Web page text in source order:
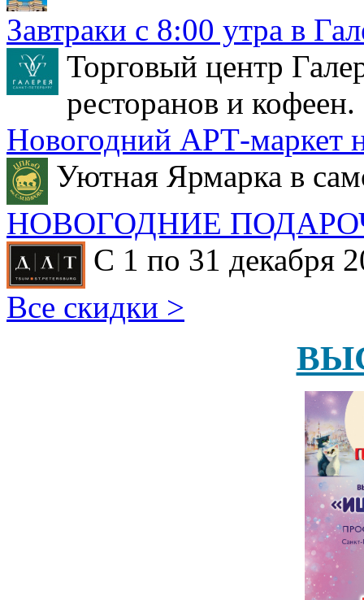
Завтраки с 8:00 утра в
Торговый центр
ресторанов и кофеен.
Новогодний АРТ-маркет
Уютная Ярмарка в
НОВОГОДНИЕ
С 1 по 31 декабря
Все скидки >